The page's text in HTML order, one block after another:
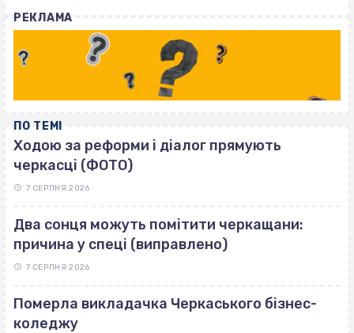
РЕКЛАМА
ПО ТЕМІ
Ходою за реформи і діалог прямують
черкасці (ФОТО)
7 СЕРПНЯ 2026
Два сонця можуть помітити черкащани:
причина у спеці (виправлено)
7 СЕРПНЯ 2026
Померла викладачка Черкаського бізнес-
коледжу